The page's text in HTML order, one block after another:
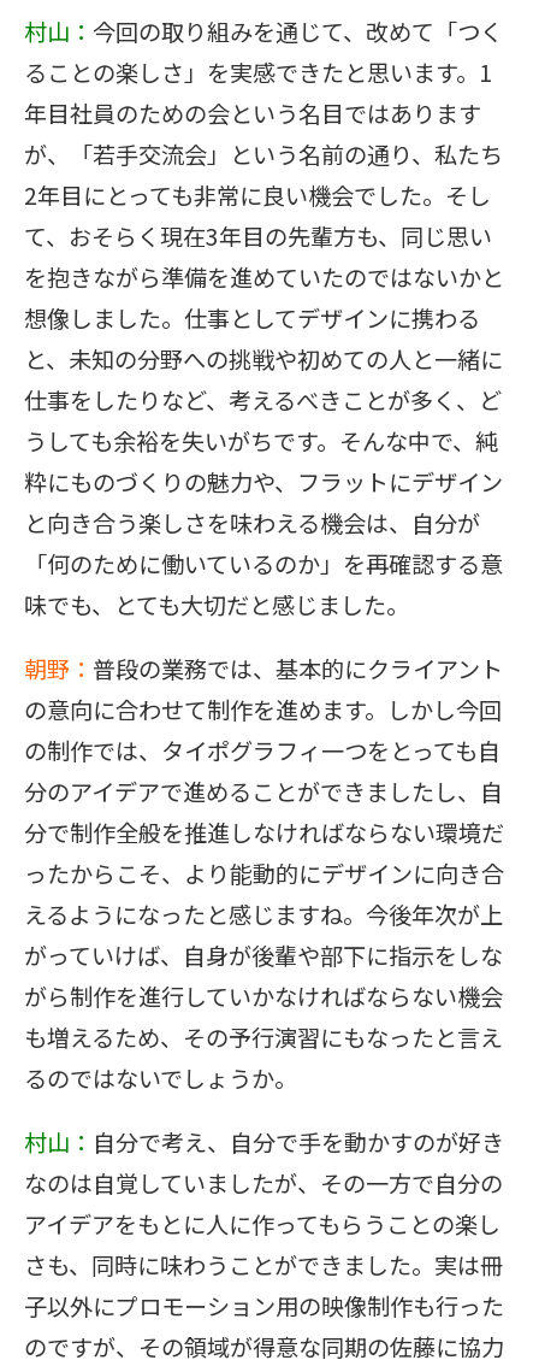
村山： 今回の取り組みを通じて、改めて「つく
ることの楽しさ」を実感できたと思います。1
年目社員のための会という名目ではあります
が、「若手交流会」という名前の通り、私たち
2年目にとっても非常に良い機会でした。そし
て、おそらく現在3年目の先輩方も、同じ思い
を抱きながら準備を進めていたのではないかと
想像しました。仕事としてデザインに携わる
と、未知の分野への挑戦や初めての人と一緒に
仕事をしたりなど、考えるべきことが多く、ど
うしても余裕を失いがちです。そんな中で、純
粋にものづくりの魅力や、フラットにデザイン
と向き合う楽しさを味わえる機会は、自分が
「何のために働いているのか」を再確認する意
味でも、とても大切だと感じました。
朝野： 普段の業務では、基本的にクライアント
の意向に合わせて制作を進めます。しかし今回
の制作では、タイポグラフィ一つをとっても自
分のアイデアで進めることができましたし、自
分で制作全般を推進しなければならない環境だ
ったからこそ、より能動的にデザインに向き合
えるようになったと感じますね。今後年次が上
がっていけば、自身が後輩や部下に指示をしな
がら制作を進行していかなければならない機会
も増えるため、その予行演習にもなったと言え
るのではないでしょうか。
村山： 自分で考え、自分で手を動かすのが好き
なのは自覚していましたが、その一方で自分の
アイデアをもとに人に作ってもらうことの楽し
さも、同時に味わうことができました。実は冊
子以外にプロモーション用の映像制作も行った
のですが、その領域が得意な同期の佐藤に協力